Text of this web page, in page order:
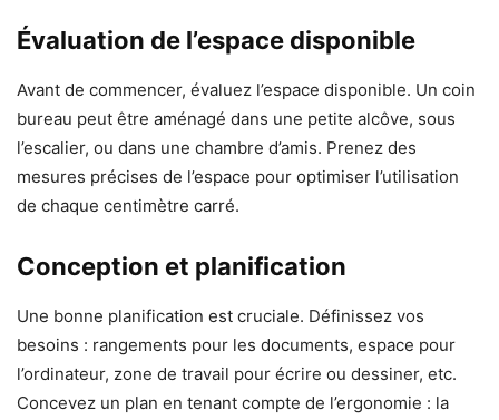
Évaluation de l’espace disponible
Avant de commencer, évaluez l’espace disponible. Un coin
bureau peut être aménagé dans une petite alcôve, sous
l’escalier, ou dans une chambre d’amis. Prenez des
mesures précises de l’espace pour optimiser l’utilisation
de chaque centimètre carré.
Conception et planification
Une bonne planification est cruciale. Définissez vos
besoins : rangements pour les documents, espace pour
l’ordinateur, zone de travail pour écrire ou dessiner, etc.
Concevez un plan en tenant compte de l’ergonomie : la